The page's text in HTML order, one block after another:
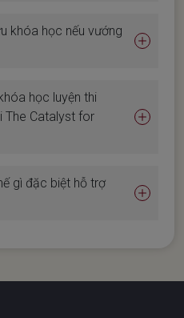
khóa học nếu vướng
học luyện thi
The Catalyst for
gì đặc biệt hỗ trợ